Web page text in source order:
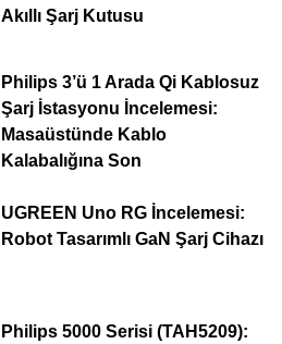
Akıllı Şarj Kutusu
Philips 3’ü 1 Arada Qi Kablosuz
Şarj İstasyonu İncelemesi:
Masaüstünde Kablo
Kalabalığına Son
UGREEN Uno RG İncelemesi:
Robot Tasarımlı GaN Şarj Cihazı
Philips 5000 Serisi (TAH5209):